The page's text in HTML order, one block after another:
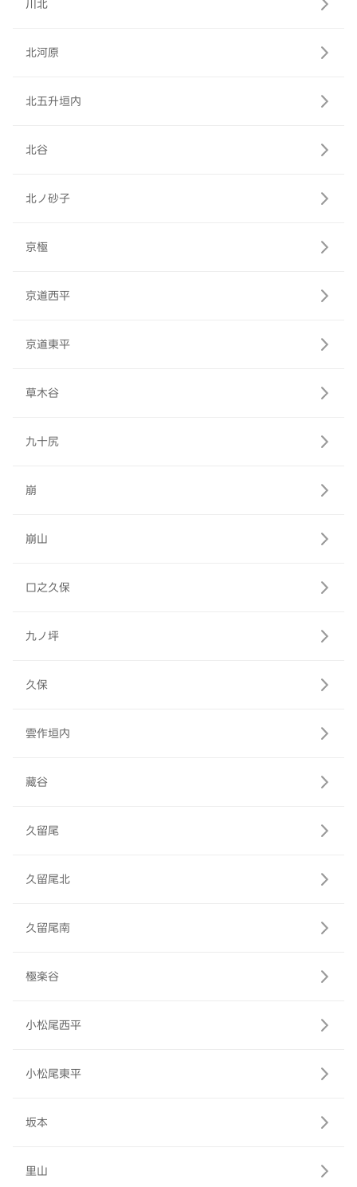
川北
北河原
北五升垣内
北谷
北ノ砂子
京極
京道西平
京道東平
草木谷
九十尻
崩
崩山
口之久保
九ノ坪
久保
雲作垣内
藏谷
久留尾
久留尾北
久留尾南
極楽谷
小松尾西平
小松尾東平
坂本
里山